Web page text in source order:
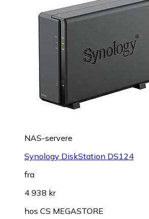
NAS-servere
Synology DiskStation DS124
fra
4 938 kr
hos CS MEGASTORE